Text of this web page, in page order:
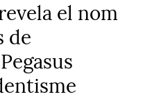
el nom
de